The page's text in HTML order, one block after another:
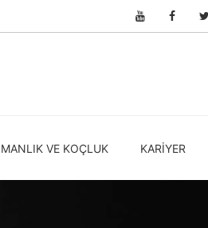
VE KOÇLUK KARIYER